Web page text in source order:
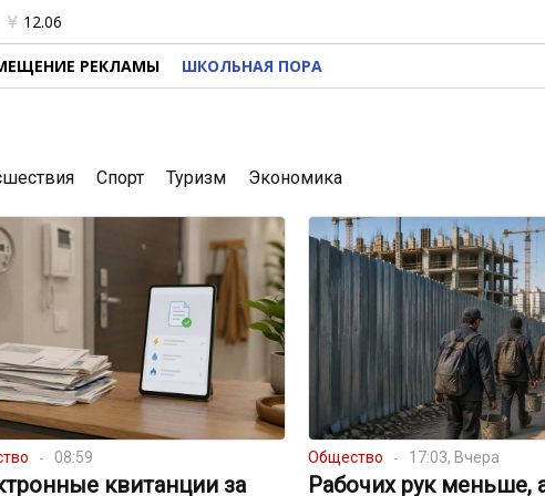
12.06
РЕКЛАМЫ ШКОЛЬНАЯ ПОРА
Спорт Туризм Экономика
08:59
квитанции за
Общество 17:03, Вчера
Рабочих рук меньше,